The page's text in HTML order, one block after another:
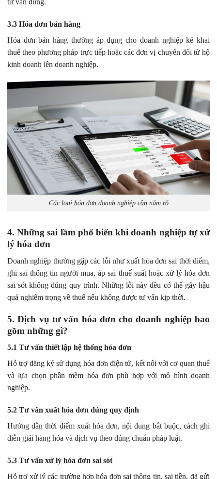
tư vấn đúng.
3.3 Hóa đơn bán hàng
Hóa đơn bán hàng thường áp dụng cho doanh nghiệp kê khai
thuế theo phương pháp trực tiếp hoặc các đơn vị chuyển đổi từ hộ
kinh doanh lên doanh nghiệp.
Các loại hóa đơn doanh nghiệp cần nắm rõ
4. Những sai lầm phổ biến khi doanh nghiệp tự xử
lý hóa đơn
Doanh nghiệp thường gặp các lỗi như xuất hóa đơn sai thời điểm,
ghi sai thông tin người mua, áp sai thuế suất hoặc xử lý hóa đơn
sai sót không đúng quy trình. Những lỗi này đều có thể gây hậu
quả nghiêm trọng về thuế nếu không được tư vấn kịp thời.
5. Dịch vụ tư vấn hóa đơn cho doanh nghiệp bao
gồm những gì?
5.1 Tư vấn thiết lập hệ thống hóa đơn
Hỗ trợ đăng ký sử dụng hóa đơn điện tử, kết nối với cơ quan thuế
và lựa chọn phần mềm hóa đơn phù hợp với mô hình doanh
nghiệp.
5.2 Tư vấn xuất hóa đơn đúng quy định
Hướng dẫn thời điểm xuất hóa đơn, nội dung bắt buộc, cách ghi
diễn giải hàng hóa và dịch vụ theo đúng chuẩn pháp luật.
5.3 Tư vấn xử lý hóa đơn sai sót
Hỗ trợ xử lý các trường hợp hóa đơn sai thông tin, sai tiền, đã gửi